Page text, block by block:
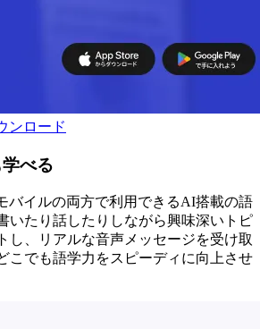
ンロード
べる
バイルの両方で利用できるAI搭載の語
いたり話したりしながら興味深いトピ
し、リアルな音声メッセージを受け取
こでも語学力をスピーディに向上させ